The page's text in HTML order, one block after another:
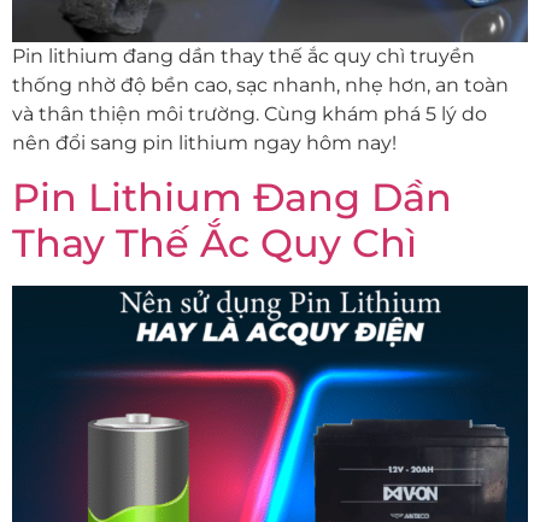
Pin lithium đang dần thay thế ắc quy chì truyền
thống nhờ độ bền cao, sạc nhanh, nhẹ hơn, an toàn
và thân thiện môi trường. Cùng khám phá 5 lý do
nên đổi sang pin lithium ngay hôm nay!
Pin Lithium Đang Dần
Thay Thế Ắc Quy Chì